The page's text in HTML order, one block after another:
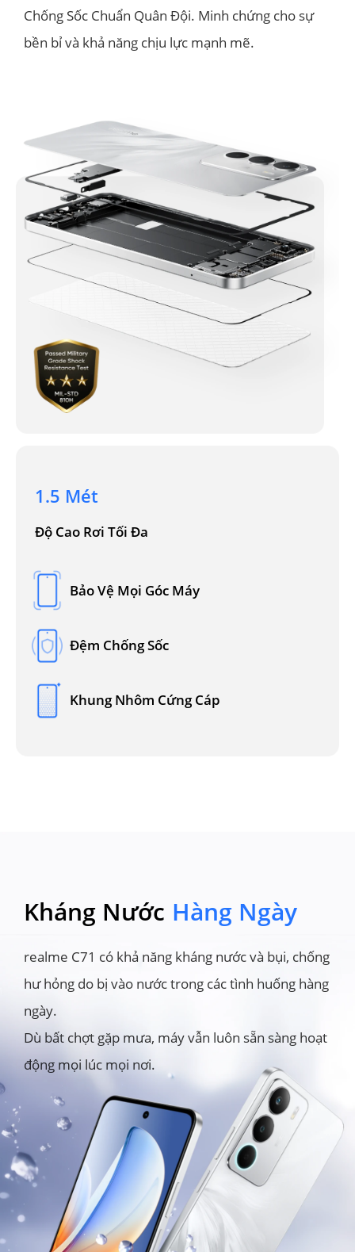
1.5 Mét
Độ Cao Rơi Tối Đa
Bảo Vệ Mọi Góc Máy
Đệm Chống Sốc
Khung Nhôm Cứng Cáp
Chống Sốc Chuẩn Quân Đội. Minh chứng cho sự
bền bỉ và khả năng chịu lực mạnh mẽ.
realme C71 có khả năng kháng nước và bụi, chống
hư hỏng do bị vào nước trong các tình huống hàng
ngày.
Dù bất chợt gặp mưa, máy vẫn luôn sẵn sàng hoạt
động mọi lúc mọi nơi.
Hàng Ngày
Kháng Nước